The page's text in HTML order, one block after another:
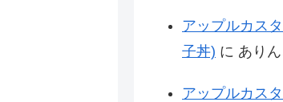
アップルカス
子丼) に ありん
アップルカス